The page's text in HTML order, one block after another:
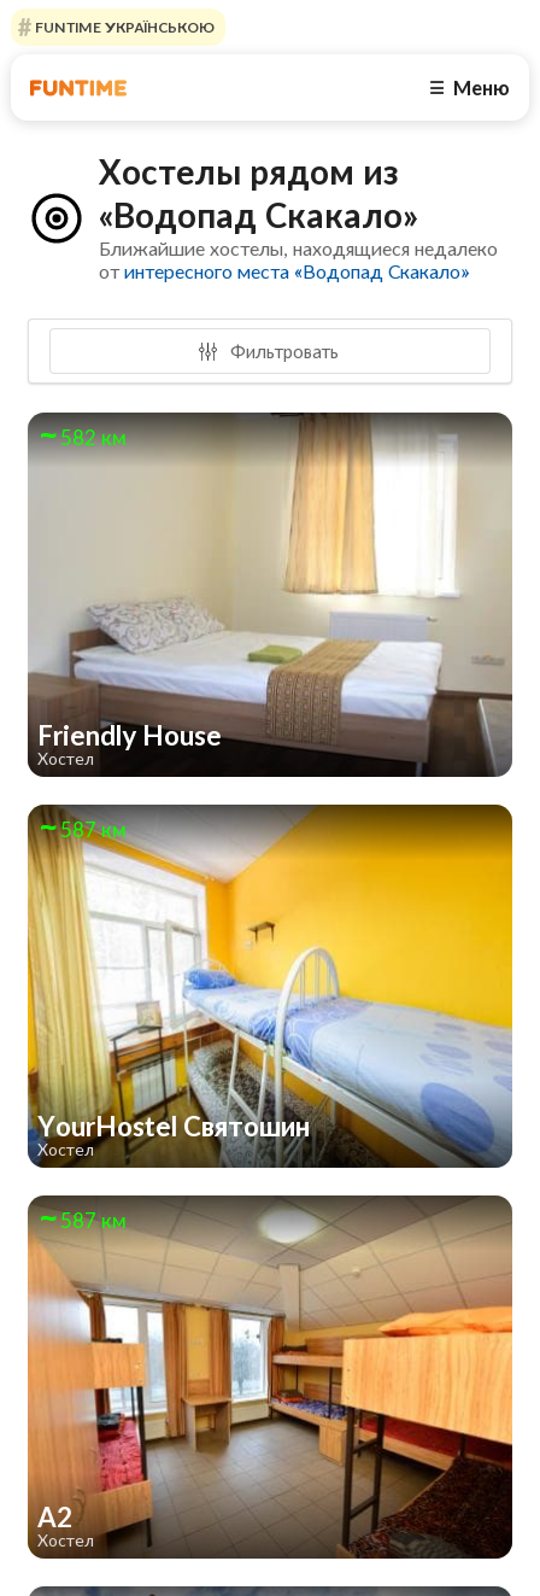
FUNTIME УКРАЇНСЬКОЮ
☰ Меню
Хостелы рядом из
«Водопад Скакало»
Ближайшие хостелы, находящиеся недалеко
отинтересного места «Водопад Скакало»
Фильтровать
582 км
Friendly House
Хостел
587 км
YourHostel Святошин
Хостел
587 км
А2
Хостел